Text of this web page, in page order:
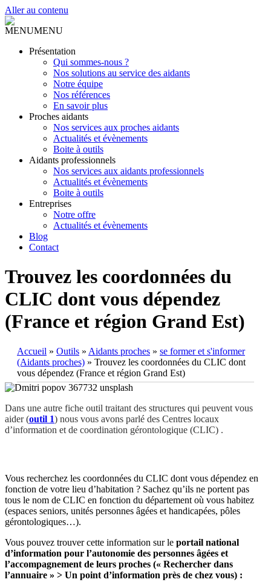
Aller au contenu
MENUMENU
Présentation
Qui sommes-nous ?
Nos solutions au service des aidants
Notre équipe
Nos références
En savoir plus
Proches aidants
Nos services aux proches aidants
Actualités et évènements
Boite à outils
Aidants professionnels
Nos services aux aidants professionnels
Actualités et évènements
Boite à outils
Entreprises
Notre offre
Actualités et évènements
Blog
Contact
Trouvez les coordonnées du
CLIC dont vous dépendez
(France et région Grand Est)
Accueil » Outils » Aidants proches » se former et s'informer
(Aidants proches) » Trouvez les coordonnées du CLIC dont
vous dépendez (France et région Grand Est)
Dans une autre fiche outil traitant des structures qui peuvent vous
aider (outil 1) nous vous avons parlé des Centres locaux
d’information et de coordination gérontologique (CLIC) .
Vous recherchez les coordonnées du CLIC dont vous dépendez en
fonction de votre lieu d’habitation ? Sachez qu’ils ne portent pas
tous le nom de CLIC en fonction du département où vous habitez
(espaces seniors, unités personnes âgées et handicapées, pôles
gérontologiques…).
Vous pouvez trouver cette information sur le portail national
d’information pour l’autonomie des personnes âgées et
l’accompagnement de leurs proches (« Rechercher dans
l’annuaire » > Un point d’information près de chez vous) :